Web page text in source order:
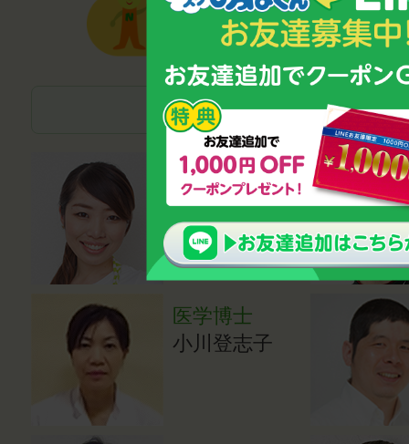
子どもの成長・発達の
管理栄養士
磯村優貴恵
医学博士
小川登志子